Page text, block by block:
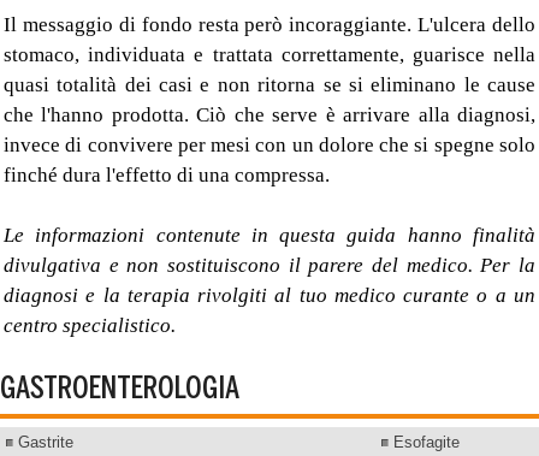
Il messaggio di fondo resta però incoraggiante. L'ulcera dello
stomaco, individuata e trattata correttamente, guarisce nella
quasi totalità dei casi e non ritorna se si eliminano le cause
che l'hanno prodotta. Ciò che serve è arrivare alla diagnosi,
invece di convivere per mesi con un dolore che si spegne solo
finché dura l'effetto di una compressa.
Le informazioni contenute in questa guida hanno finalità
divulgativa e non sostituiscono il parere del medico. Per la
diagnosi e la terapia rivolgiti al tuo medico curante o a un
centro specialistico.
GASTROENTEROLOGIA
Gastrite Esofagite